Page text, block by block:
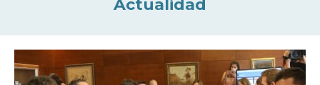
Actualidad